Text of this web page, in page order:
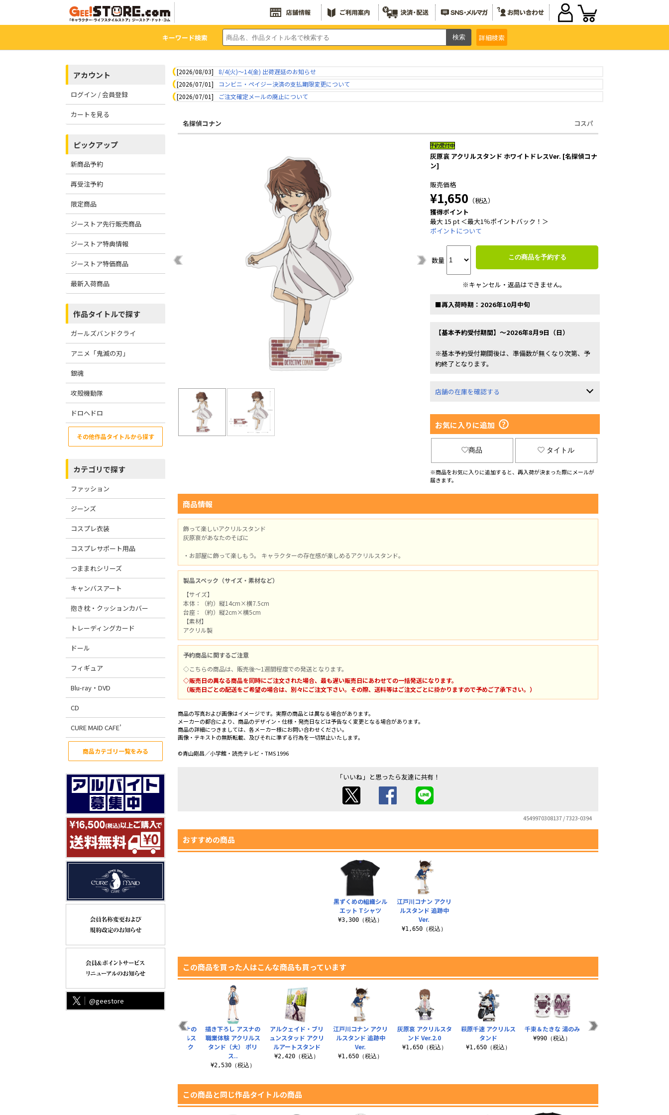
キーワード検索 詳細検索
アカウント
ログイン / 会員登録
カートを見る
ピックアップ
新商品予約
再受注予約
限定商品
ジーストア先行販売商品
ジーストア特典情報
ジーストア特価商品
最新入荷商品
作品タイトルで探す
ガールズバンドクライ
アニメ「鬼滅の刃」
銀魂
攻殻機動隊
ドロヘドロ
その他作品タイトルから探す
カテゴリで探す
ファッション
ジーンズ
コスプレ衣装
コスプレサポート用品
つままれシリーズ
キャンバスアート
抱き枕・クッションカバー
トレーディングカード
ドール
フィギュア
Blu-ray・DVD
CD
CURE MAID CAFE’
商品カテゴリ一覧をみる
@geestore
[2026/08/03]
8/4(火)～14(金) 出荷遅延のお知らせ
[2026/07/01]
コンビニ・ペイジー決済の支払期限変更について
[2026/07/01]
ご注文確定メールの廃止について
名探偵コナン コスパ
灰原哀 アクリルスタンド ホワイトドレスVer. [名探偵コナ
ン]
販売価格
¥1,650 （税込）
獲得ポイント
最大 15 pt ＜最大1％ポイントバック！＞
ポイントについて
数量 この商品を予約する
※キャンセル・返品はできません。
■再入荷時期：2026年10月中旬
【基本予約受付期間】～2026年8月9日（日）
※基本予約受付期間後は、準備数が無くなり次第、予
約終了となります。
店舗の在庫を確認する
お気に入りに追加
商品 タイトル
※商品をお気に入りに追加すると、再入荷が決まった際にメールが
届きます。
商品情報
飾って楽しいアクリルスタンド
灰原哀があなたのそばに
・お部屋に飾って楽しもう。 キャラクターの存在感が楽しめるアクリルスタンド。
製品スペック（サイズ・素材など）
【サイズ】
本体：（約）縦14cm×横7.5cm
台座：（約）縦2cm×横5cm
【素材】
アクリル製
予約商品に関するご注意
◇こちらの商品は、販売後～1週間程度での発送となります。
◇販売日の異なる商品を同時にご注文された場合、最も遅い販売日にあわせての一括発送になります。
（販売日ごとの配送をご希望の場合は、別々にご注文下さい。その際、送料等はご注文ごとに掛かりますので予めご了承下さい。）
商品の写真および画像はイメージです。実際の商品とは異なる場合があります。
メーカーの都合により、商品のデザイン・仕様・発売日などは予告なく変更となる場合があります。
商品の詳細につきましては、各メーカー様にお問い合わせください。
画像・テキストの無断転載、及びそれに準ずる行為を一切禁止いたします。
©青山剛昌／小学館・読売テレビ・TMS 1996
「いいね」と思ったら友達に共有！
4549970308137 / 7323-0394
おすすめの商品
黒ずくめの組織シル
エット Tシャツ
¥3,300（税込）
江戸川コナン アクリ
ルスタンド 追跡中
Ver.
¥1,650（税込）
この商品を買った人はこんな商品も買っています
江戸川コナン アクリ
ルスタンド 追跡中
Ver.
¥1,650（税込）
灰原哀 アクリルスタ
ンド Ver.2.0
¥1,650（税込）
萩原千速 アクリルス
タンド
¥1,650（税込）
千束＆たきな 湯のみ
¥990（税込）
工藤新一 アクリルス
描き下ろし アスナの
職業体験 アクリルス
タンド（大） ドク
描き下ろし アスナの
職業体験 アクリルス
タンド（大） ポリ
ス..
¥2,530（税込）
アルクェイド・ブリ
ュンスタッド アクリ
ルアートスタンド
¥2,420（税込）
この商品と同じ作品タイトルの商品